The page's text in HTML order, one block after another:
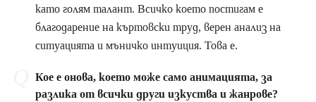
като голям талант. Всичко което постигам е
благодарение на къртовски труд, верен анализ на
ситуацията и мъничко интуиция. Това е.
Кое е онова, което може само анимацията, за
разлика от всички други изкуства и жанрове?